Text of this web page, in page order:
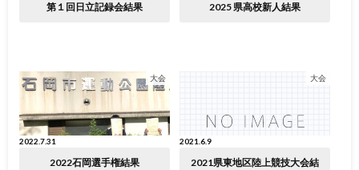
第１回日立記録会結果 2025 県高校新人結果
大会
2022.7.31
2022石岡選手権結果
大会
2021.6.9
2021県東地区陸上競技大会結